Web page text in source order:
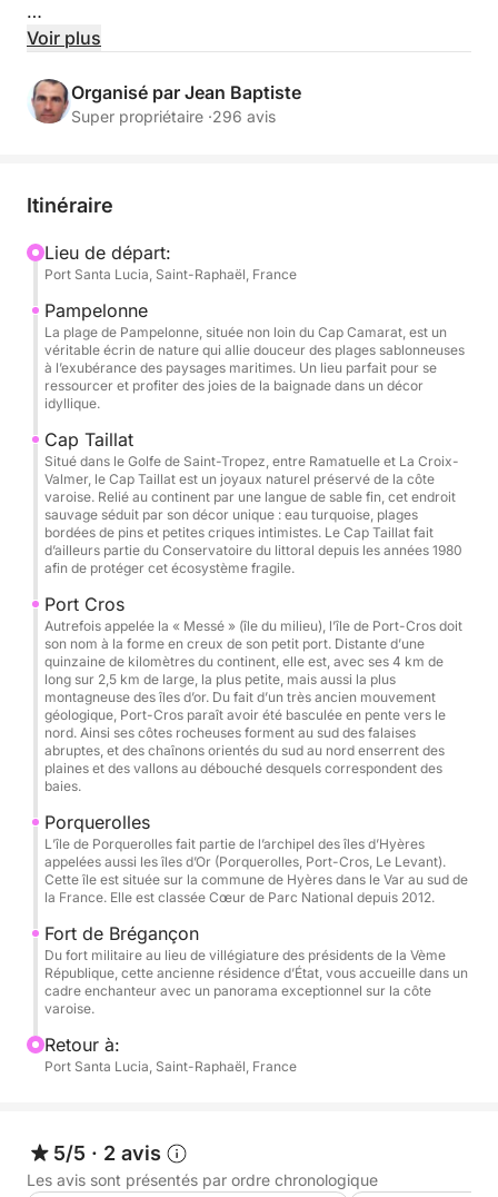
Embarquez pour une expérience privée inoubliable à
et découvrez les plus beaux paysages de la Côte
d’Azur entre Saint-Tropez, Cannes et eaux turquoise
Pendant 4 heures d’évasion en mer, profitez d’une
baignade, repas à bord et nombreuses activités
nautiques dans un cadre exclusif et convivial.
Cette expérience premium est idéale pour une sortie
en famille, entre amis, anniversaire, EVJF/EVG, team
building ou moment privilégié sur la Riviera.
Une expérience 100 % privée et personnalisable
Votre catamaran est entièrement privatisé pour votre
groupe, accompagné d’un skipper professionnel qui
s’adapte à vos envies et aux meilleures conditions
météo afin de vous faire découvrir les plus beaux
spots de la région.
Les horaires sont flexibles, avec plusieurs créneaux
possibles selon vos préférences :
☀️ Morning Cruise (matin)
🍽️ Lunch Cruise (déjeuner & baignade)
🌅 Afternoon / Sunset Cruise (après-midi & coucher
de soleil)
Ce qui est inclus à bord
🛥️ Catamaran premium entièrement privatisé
🍽️ Repas complet servi à bord
🍹 Boissons incluses (eaux, softs, rosé, bière selon
formule)
☀️ Espaces lounge et bains de soleil spacieux
Cette demi-journée a été pensée pour profiter
Voir plus
Organisé par Jean Baptiste
Super propriétaire ·296 avis
Itinéraire
Lieu de départ:
Port Santa Lucia, Saint-Raphaël, France
Pampelonne
La plage de Pampelonne, située non loin du Cap Camarat, est un
véritable écrin de nature qui allie douceur des plages sablonneuses
à l’exubérance des paysages maritimes. Un lieu parfait pour se
ressourcer et profiter des joies de la baignade dans un décor
idyllique.
Cap Taillat
Situé dans le Golfe de Saint-Tropez, entre Ramatuelle et La Croix-
Valmer, le Cap Taillat est un joyaux naturel préservé de la côte
varoise. Relié au continent par une langue de sable fin, cet endroit
sauvage séduit par son décor unique : eau turquoise, plages
bordées de pins et petites criques intimistes. Le Cap Taillat fait
d’ailleurs partie du Conservatoire du littoral depuis les années 1980
afin de protéger cet écosystème fragile.
Port Cros
Autrefois appelée la « Messé » (île du milieu), l’île de Port-Cros doit
son nom à la forme en creux de son petit port. Distante d’une
quinzaine de kilomètres du continent, elle est, avec ses 4 km de
long sur 2,5 km de large, la plus petite, mais aussi la plus
montagneuse des îles d’or. Du fait d’un très ancien mouvement
géologique, Port-Cros paraît avoir été basculée en pente vers le
nord. Ainsi ses côtes rocheuses forment au sud des falaises
abruptes, et des chaînons orientés du sud au nord enserrent des
plaines et des vallons au débouché desquels correspondent des
baies.
Porquerolles
L’île de Porquerolles fait partie de l’archipel des îles d’Hyères
appelées aussi les îles d’Or (Porquerolles, Port-Cros, Le Levant).
Cette île est située sur la commune de Hyères dans le Var au sud de
la France. Elle est classée Cœur de Parc National depuis 2012.
Fort de Brégançon
Du fort militaire au lieu de villégiature des présidents de la Vème
République, cette ancienne résidence d’État, vous accueille dans un
cadre enchanteur avec un panorama exceptionnel sur la côte
varoise.
Retour à:
Port Santa Lucia, Saint-Raphaël, France
5/5 · 2 avis
Les avis sont présentés par ordre chronologique